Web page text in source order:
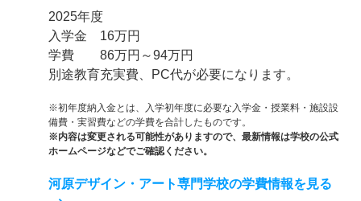
2025年度
入学金 16万円
学費 86万円～94万円
別途教育充実費、PC代が必要になります。
※初年度納入金とは、入学初年度に必要な入学金・授業料・施設設
備費・実習費などの学費を合計したものです。
※内容は変更される可能性がありますので、最新情報は学校の公式
ホームページなどでご確認ください。
河原デザイン・アート専門学校の学費情報を見る